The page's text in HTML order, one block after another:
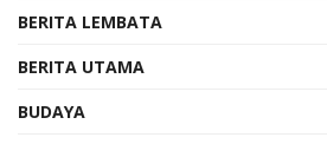
BERITA LEMBATA
BERITA UTAMA
BUDAYA